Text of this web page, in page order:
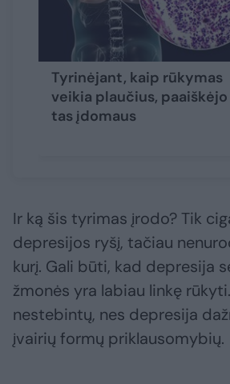
Tyrinėjant, kaip rūkymas
veikia plaučius, paaiškėjo
tas įdomaus
Ir ką šis tyrimas įrodo? Tik
depresijos ryšį, tačiau
kurį. Gali būti, kad depresija
žmonės yra labiau linkę
nestebintų, nes depresija
įvairių formų priklausomybių.